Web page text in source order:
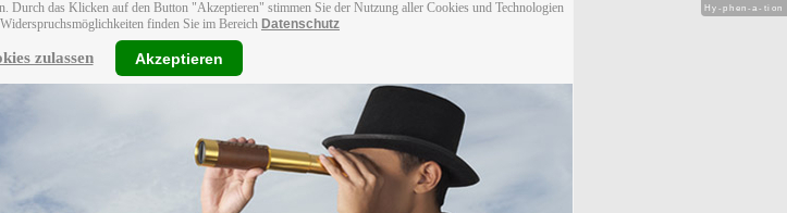
Durch das Klicken auf den Button "Akzeptieren" stimmen Sie der Nutzung aller Cookies und Technologien
finden Sie im Bereich Datenschutz
zulassen Akzeptieren
Hy-phen-a-tion